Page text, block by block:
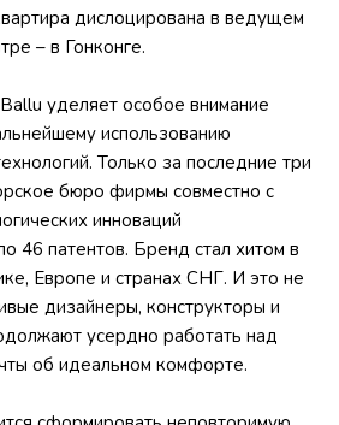
дислоцирована в ведущем
– в Гонконге.
уделяет особое внимание
использованию
Только за последние три
бюро фирмы совместно с
инноваций
46 патентов. Бренд стал хитом в
Европе и странах СНГ. И это не
дизайнеры, конструкторы и
усердно работать над
об идеальном комфорте.